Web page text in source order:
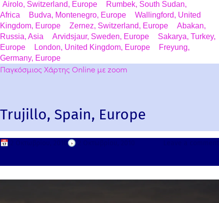
Airolo, Switzerland, Europe
Rumbek, South Sudan,
Africa
Budva, Montenegro, Europe
Wallingford, United
Kingdom, Europe
Zernez, Switzerland, Europe
Abakan,
Russia, Asia
Arvidsjaur, Sweden, Europe
Sakarya, Turkey,
Europe
London, United Kingdom, Europe
Freyung,
Germany, Europe
Παγκόσμιος Χάρτης Online με zoom
Trujillo, Spain, Europe
📅 🕟